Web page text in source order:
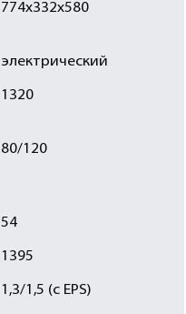
774х332х580
электрический
1320
80/120
54
1395
1,3/1,5 (с EPS)